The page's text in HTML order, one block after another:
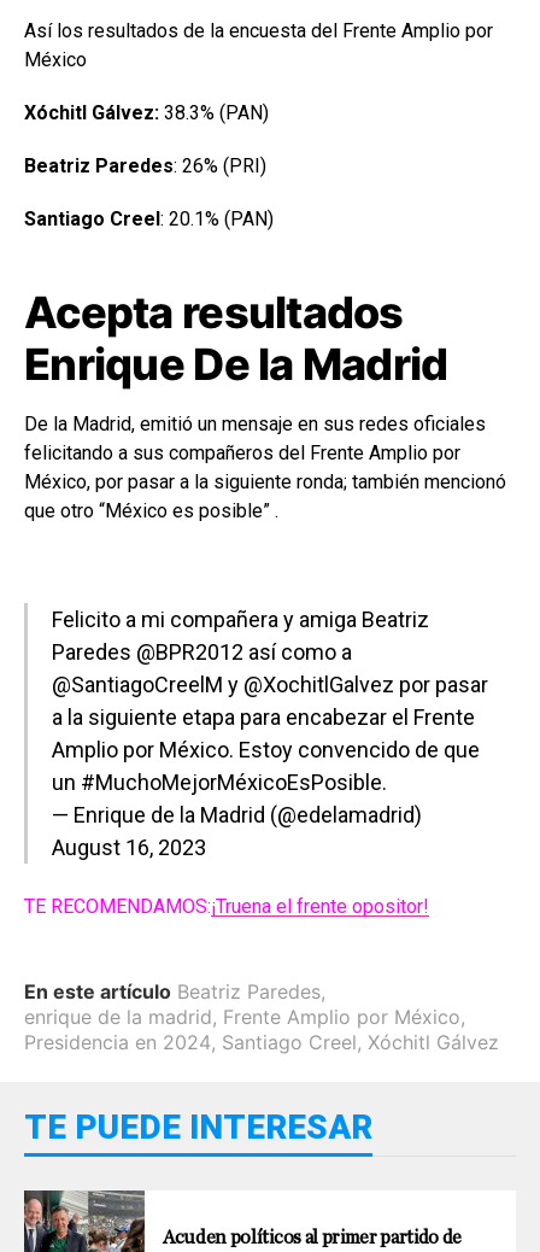
Así los resultados de la encuesta del Frente Amplio por
México
Xóchitl Gálvez: 38.3% (PAN)
Beatriz Paredes: 26% (PRI)
Santiago Creel : 20.1% (PAN)
Acepta resultados
Enrique De la Madrid
De la Madrid, emitió un mensaje en sus redes oficiales
felicitando a sus compañeros del Frente Amplio por
México, por pasar a la siguiente ronda; también mencionó
que otro “México es posible” .
Felicito a mi compañera y amiga Beatriz
Paredes @BPR2012 así como a
@SantiagoCreelM y @XochitlGalvez por pasar
a la siguiente etapa para encabezar el Frente
Amplio por México. Estoy convencido de que
un #MuchoMejorMéxicoEsPosible.
— Enrique de la Madrid (@edelamadrid)
August 16, 2023
TE RECOMENDAMOS:¡Truena el frente opositor!
En este artículo Beatriz Paredes,
enrique de la madrid, Frente Amplio por México,
Presidencia en 2024, Santiago Creel, Xóchitl Gálvez
TE PUEDE INTERESAR
Acuden políticos al primer partido de